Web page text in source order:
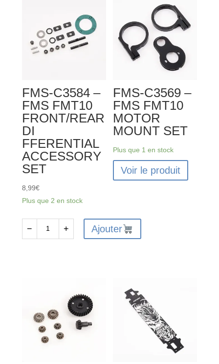
FMS-C3584 –
FMS FMT10
FRONT/REAR
DI
FFERENTIAL
ACCESSORY
SET
8,99€
Plus que 2 en stock
FRONT/REAR
− + Ajouter
FMS-C3569 –
FMS FMT10
MOTOR
MOUNT SET
Plus que 1 en stock
Voir le produit